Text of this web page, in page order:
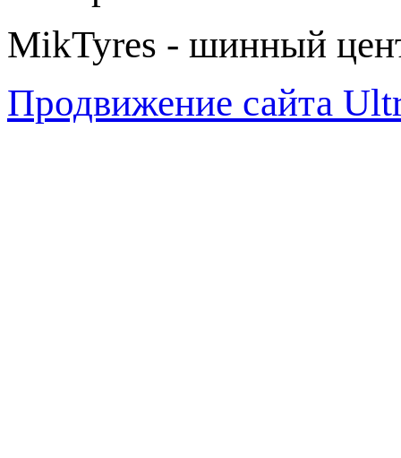
MikTyres - шинный
Продвижение сайта